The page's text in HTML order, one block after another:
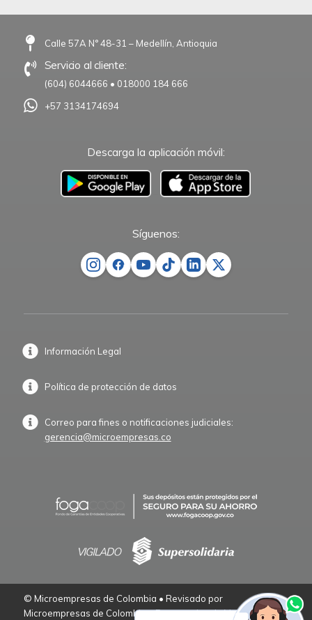
Calle 57A N° 48-31 – Medellín, Antioquia
Servicio al cliente:
(604) 6044666 • 018000 184 666
+57 3134174694
Descarga la aplicación móvil:
–
Síguenos:
Información Legal
Política de protección de datos
Correo para fines o notificaciones judiciales:
gerencia@microempresas.co
© Microempresas de Colombia • Revisado por
Microempresas de Colombia – Empresarios de Verdad.